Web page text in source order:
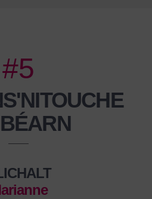
#5